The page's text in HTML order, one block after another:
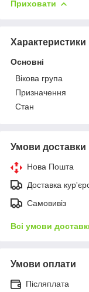
Приховати
Характеристики
Основні
Вікова група
Призначення
Стан
Умови доставки
Нова Пошта
Доставка
Самовивіз
Всі умови
Умови оплати
Післяплата